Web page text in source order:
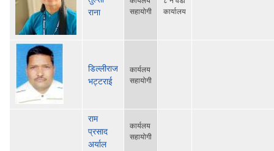
राना
सहायोगी
कार्यालय
डिल्लीराज
भट्टराई
कार्यलय
सहायोगी
राम
प्रसाद
अर्याल
कार्यलय
सहायोगी